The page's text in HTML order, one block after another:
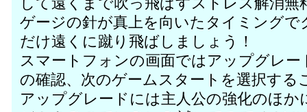
して遠くまで吹っ飛ばすストレス解消無
ゲージの針が真上を向いたタイミング
だけ遠くに蹴り飛ばしましょう！
スマートフォンの画面ではアップグレー
の確認、次のゲームスタートを選択する
アップグレードには主人公の強化のほ